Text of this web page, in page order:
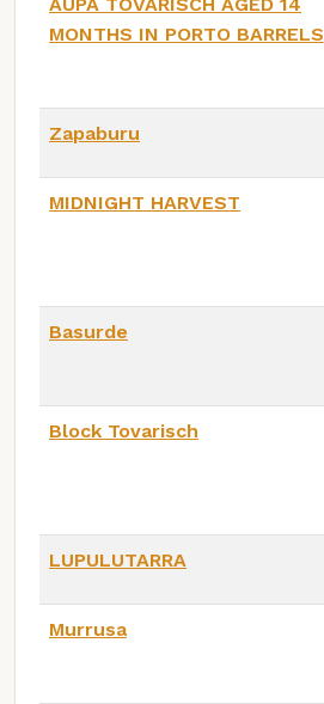
MONTHS IN PORTO BARRELS
Zapaburu
MIDNIGHT HARVEST
Basurde
Block Tovarisch
LUPULUTARRA
Murrusa